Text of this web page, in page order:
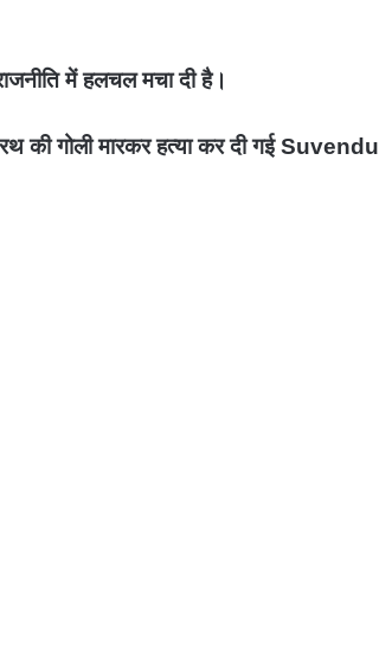
में हलचल मचा दी है।
की गोली मारकर हत्या कर दी गई Suvendu